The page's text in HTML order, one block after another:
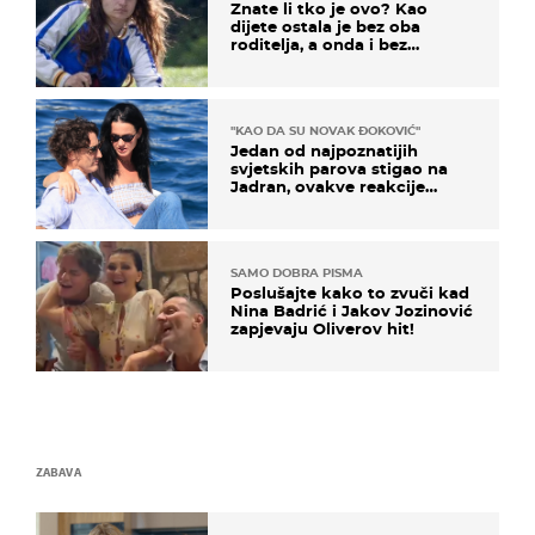
Znate li tko je ovo? Kao
dijete ostala je bez oba
roditelja, a onda i bez
"KAO DA SU NOVAK ĐOKOVIĆ"
Jedan od najpoznatijih
svjetskih parova stigao na
Jadran, ovakve reakcije
SAMO DOBRA PISMA
Poslušajte kako to zvuči kad
Nina Badrić i Jakov Jozinović
zapjevaju Oliverov hit!
ZABAVA